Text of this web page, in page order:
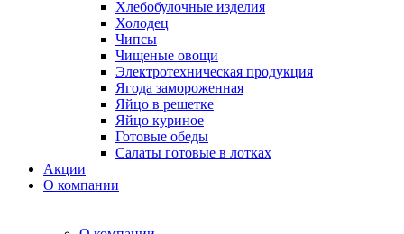
Хлебобулочные изделия
Холодец
Чипсы
Чищеные овощи
Электротехническая продукция
Ягода замороженная
Яйцо в решетке
Яйцо куриное
Готовые обеды
Салаты готовые в лотках
Акции
О компании